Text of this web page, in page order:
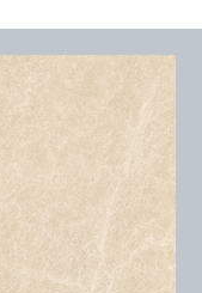
THƯ
TIN SỰ KIỆN
TIN CHUYÊN MÔN